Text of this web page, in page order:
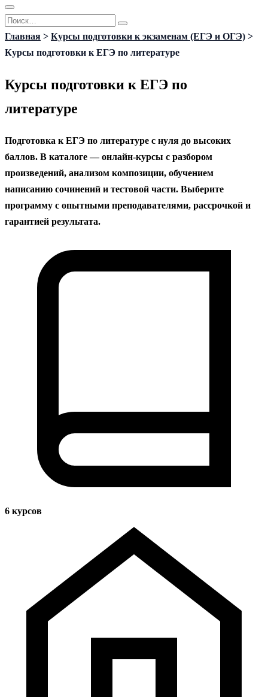
Перейти
к
содержанию
Search
for:
Главная > Курсы подготовки к экзаменам (ЕГЭ и ОГЭ) >
Курсы подготовки к ЕГЭ по литературе
Курсы подготовки к ЕГЭ по
литературе
Подготовка к ЕГЭ по литературе с нуля до высоких
баллов. В каталоге — онлайн-курсы с разбором
произведений, анализом композиции, обучением
написанию сочинений и тестовой части. Выберите
программу с опытными преподавателями, рассрочкой и
гарантией результата.
6 курсов